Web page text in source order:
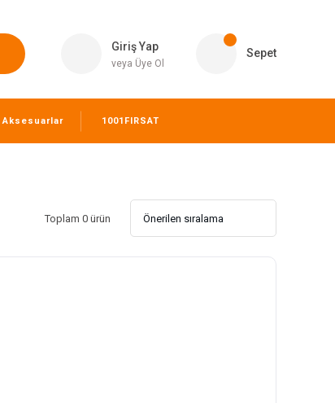
Giriş Yap
veya Üye Ol
Sepet
Aksesuarlar 1001FIRSAT
Toplam 0 ürün